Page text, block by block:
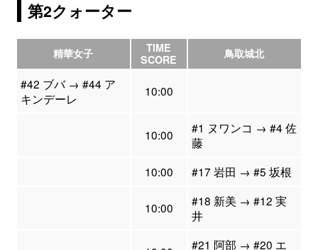
第2クォーター
精華女子
TIME
SCORE
鳥取城北
#42 ブバ → #44 ア
キンデーレ
10:00
10:00
#1 ヌワンコ → #4 佐
藤
10:00
#17 岩田 → #5 坂根
10:00
#18 新美 → #12 実
井
#21 阿部 → #20 エ